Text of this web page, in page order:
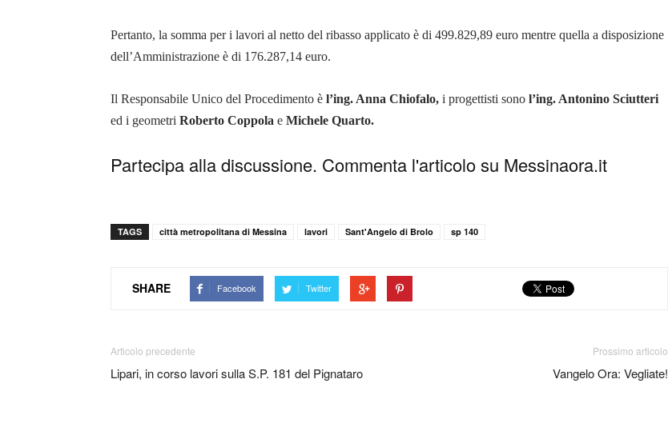
Pertanto, la somma per i lavori al netto del ribasso applicato è di 499.829,89 euro mentre quella a disposizione
dell’Amministrazione è di 176.287,14 euro.
Il Responsabile Unico del Procedimento è l’ing. Anna Chiofalo, i progettisti sono l’ing. Antonino Sciutteri
ed i geometri Roberto Coppola e Michele Quarto.
Partecipa alla discussione. Commenta l'articolo su Messinaora.it
TAGS città metropolitana di Messina lavori Sant'Angelo di Brolo sp 140
SHARE Facebook Twitter
Articolo precedente
Lipari, in corso lavori sulla S.P. 181 del Pignataro
Prossimo articolo
Vangelo Ora: Vegliate!